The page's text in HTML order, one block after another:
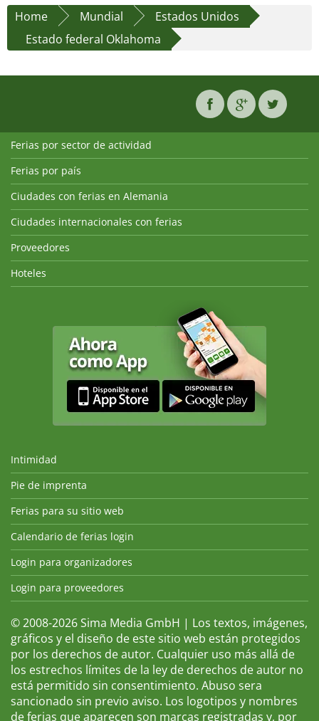
Home
Mundial
Estados Unidos
Estado federal Oklahoma
Ferias por sector de actividad
Ferias por país
Ciudades con ferias en Alemania
Ciudades internacionales con ferias
Proveedores
Hoteles
Intimidad
Pie de imprenta
Ferias para su sitio web
Calendario de ferias login
Login para organizadores
Login para proveedores
© 2008-2026 Sima Media GmbH | Los textos, imágenes,
gráficos y el diseño de este sitio web están protegidos
por los derechos de autor. Cualquier uso más allá de
los estrechos límites de la ley de derechos de autor no
está permitido sin consentimiento. Abuso sera
sancionado sin previo aviso. Los logotipos y nombres
de ferias que aparecen son marcas registradas y, por